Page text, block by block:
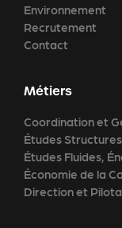
Environnement
Recrutement
Contact
Métiers
Coordination et
Études
Études Fluides,
Économie de la
Direction et